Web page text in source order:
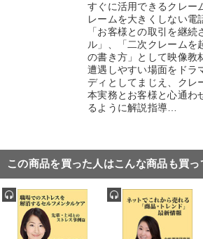
すぐに活用できるクレー
レームを大きくしない電
「お客様との取引を継
ル」、「二次クレームを
の書き方」として映像教
遭遇しやすい場面をドラ
ディとしてまじえ、クレ
本実務とお客様と心通わ
るように解説指導…
この商品を買った人はこんな商品も買っ